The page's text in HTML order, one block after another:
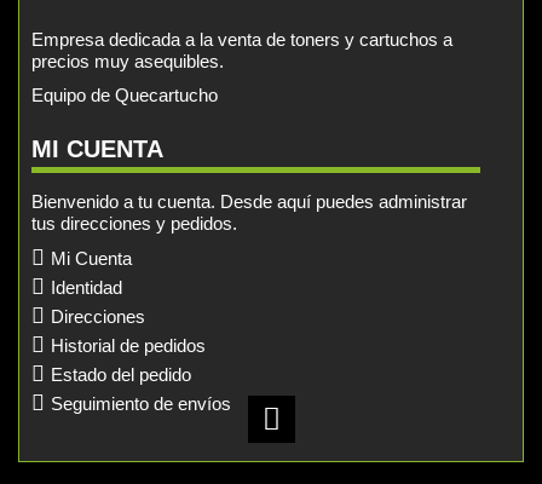
Empresa dedicada a la venta de toners y cartuchos a
precios muy asequibles.
Equipo de Quecartucho
MI CUENTA
Bienvenido a tu cuenta. Desde aquí puedes administrar
tus direcciones y pedidos.
Mi Cuenta
Identidad
Direcciones
Historial de pedidos
Estado del pedido
Seguimiento de envíos